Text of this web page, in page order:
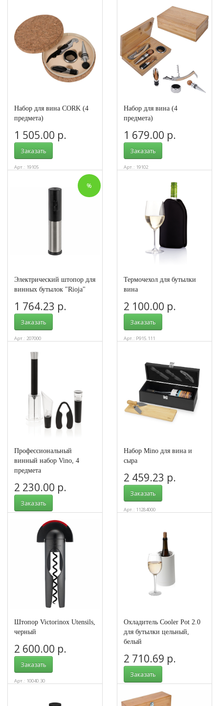
Набор для вина CORK (4
предмета)
1 505.00 р.
Заказать
Арт.: 19105
Набор для вина (4
предмета)
1 679.00 р.
Заказать
Арт.: 19102
%
Электрический штопор для
винных бутылок "Rioja"
1 764.23 р.
Заказать
Арт.: 207000
Термочехол для бутылки
вина
2 100.00 р.
Заказать
Арт.: P915.111
Профессиональный
винный набор Vino, 4
предмета
2 230.00 р.
Заказать
Набор Mino для вина и
сыра
2 459.23 р.
Заказать
Арт.: 11284000
Штопор Victorinox Utensils,
черный
2 600.00 р.
Заказать
Арт.: 10040.30
Охладитель Cooler Pot 2.0
для бутылки цельный,
белый
2 710.69 р.
Заказать